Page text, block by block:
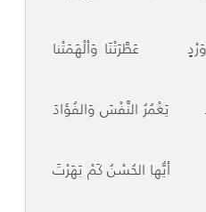
عَطَّرَتْنَا وَألْهَمَتْنا
يَغْمُرُ النَّفْسَ وَالفُؤادَ
أيُّها الحُسْنُ كَمْ بَهَرْتَ